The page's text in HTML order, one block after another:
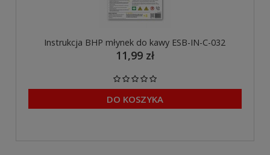
Instrukcja BHP młynek do kawy ESB-IN-C-032
11,99 zł
DO KOSZYKA